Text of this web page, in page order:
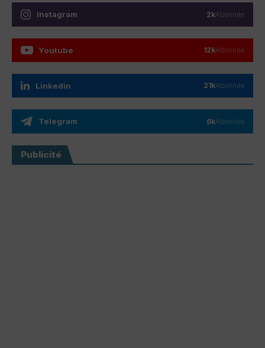
Instagram 2kAbonnés
Youtube 12kAbonnés
Linkedin 21kAbonnés
Telegram 6kAbonnés
Publicité